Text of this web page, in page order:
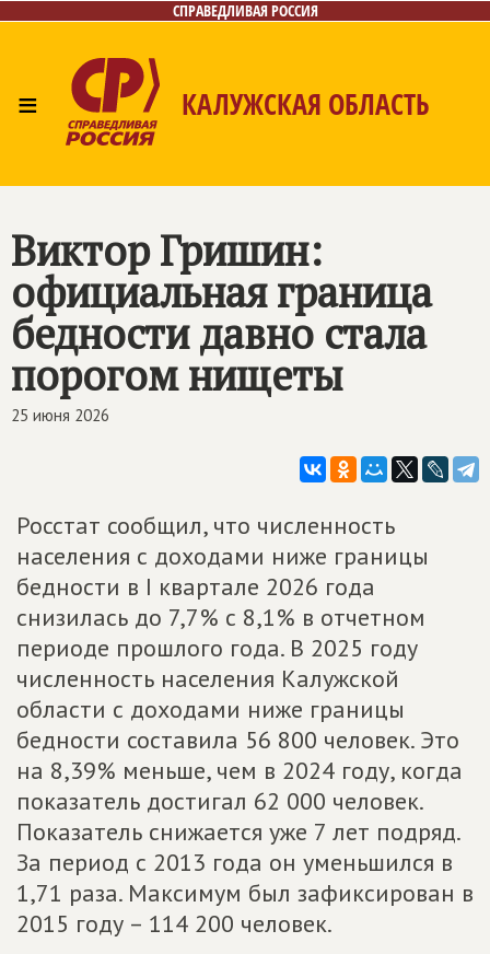
СПРАВЕДЛИВАЯ РОССИЯ
≡ КАЛУЖСКАЯ ОБЛАСТЬ
Виктор Гришин:
официальная граница
бедности давно стала
порогом нищеты
25 июня 2026
Росстат сообщил, что численность
населения с доходами ниже границы
бедности в I квартале 2026 года
снизилась до 7,7% с 8,1% в отчетном
периоде прошлого года. В 2025 году
численность населения Калужской
области с доходами ниже границы
бедности составила 56 800 человек. Это
на 8,39% меньше, чем в 2024 году, когда
показатель достигал 62 000 человек.
Показатель снижается уже 7 лет подряд.
За период с 2013 года он уменьшился в
1,71 раза. Максимум был зафиксирован в
2015 году – 114 200 человек.